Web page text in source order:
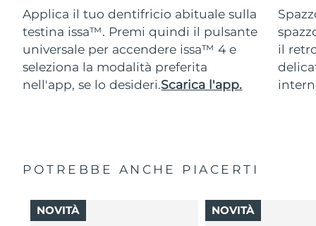
Applica il tuo dentifricio abituale sulla
testina issa™. Premi quindi il pulsante
universale per accendere issa™ 4 e
seleziona la modalità preferita
nell'app, se lo desideri.Scarica l'app.
il
POTREBBE ANCHE PIACERTI
NOVITÀ NOVITÀ